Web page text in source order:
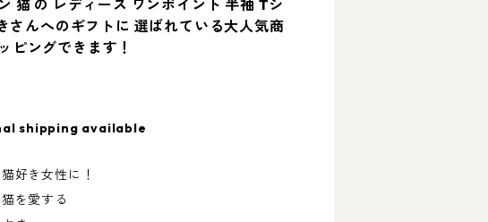
猫 の レディース ワンポイント 半袖 Tシ
さんへのギフトに 選ばれている大人気商
ピングできます！
shipping available
好き女性に！
を愛する